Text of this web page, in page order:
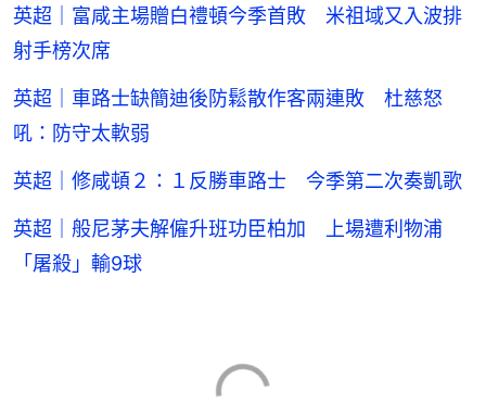
英超｜富咸主場贈白禮頓今季首敗 米祖域又入波排
射手榜次席
英超｜車路士缺簡迪後防鬆散作客兩連敗 杜慈怒
吼：防守太軟弱
英超｜修咸頓２：１反勝車路士 今季第二次奏凱歌
英超｜般尼茅夫解僱升班功臣柏加 上場遭利物浦
「屠殺」輸9球